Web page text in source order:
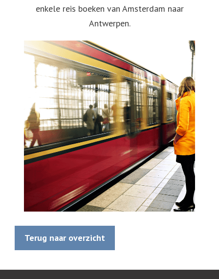
enkele reis boeken van Amsterdam naar
Antwerpen.
Terug naar overzicht